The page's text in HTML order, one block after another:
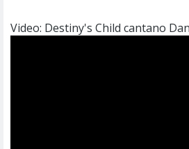
Video: Destiny's Child cantano